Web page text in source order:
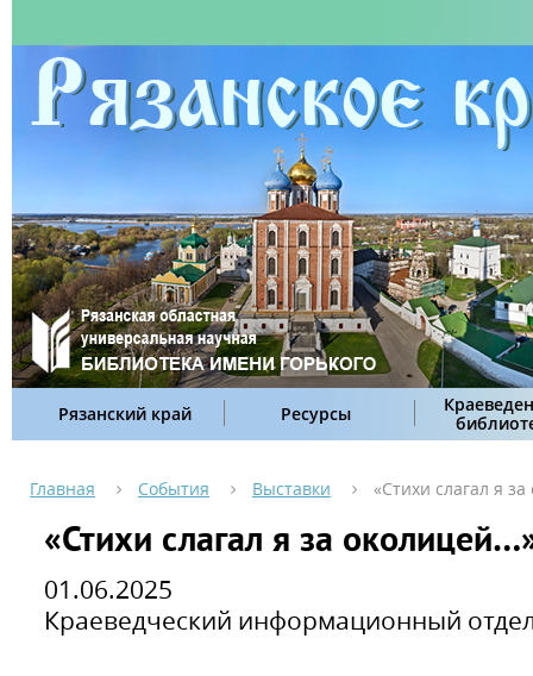
Рязанский край Ресурсы
Главная События Выставки «Стихи слагал я
«Стихи слагал я за
01.06.2025
Краеведческий информационный